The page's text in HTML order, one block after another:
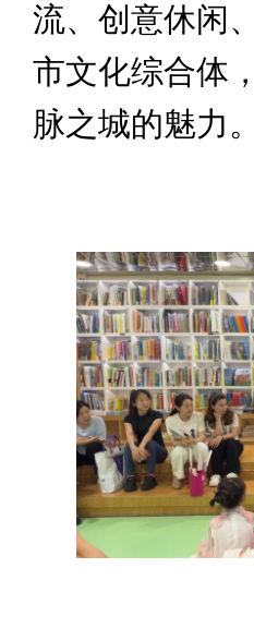
流、创意休闲
市文化综合体
脉之城的魅力。